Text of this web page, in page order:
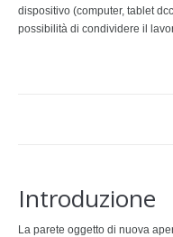
dispositivo (computer, tablet
possibilità di condividere il
Introduzione
La parete oggetto di nuova